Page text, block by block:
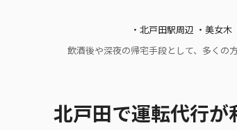
・北戸田駅周辺 ・美女
飲酒後や深夜の帰宅手段として、多くの
北戸田で運転代行